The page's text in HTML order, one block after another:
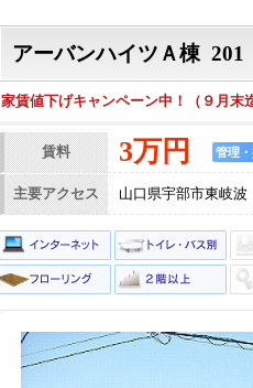
アーバンハイツＡ棟 201
家賃値下げキャンペーン中！（９月
賃料 3万円 管理
主要アクセス 山口県宇部市東岐波